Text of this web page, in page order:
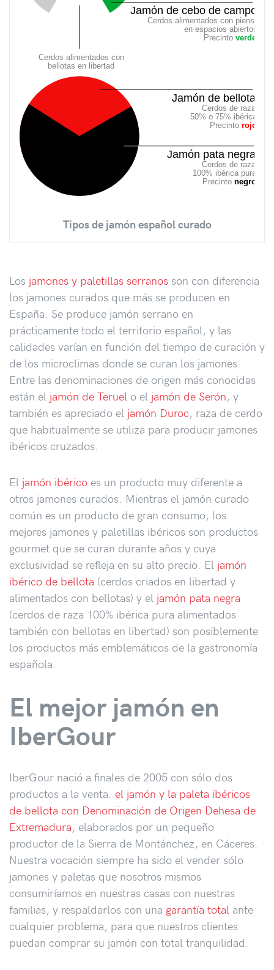
Jamón de cebo de campo
Cerdos alimentados con pienso
en espacios abiertos
Precinto verde
Cerdos alimentados con
bellotas en libertad
Jamón de bellota
Cerdos de raza
50% o 75% ibérica
Precinto rojo
Jamón pata negra
Cerdos de raza
100% ibérica pura
Precinto negro
Tipos de jamón español curado
Los jamones y paletillas serranos son con diferencia
los jamones curados que más se producen en
España. Se produce jamón serrano en
prácticamente todo el territorio español, y las
calidades varían en función del tiempo de curación y
de los microclimas donde se curan los jamones.
Entre las denominaciones de origen más conocidas
están el jamón de Teruel o el jamón de Serón, y
también es apreciado el jamón Duroc, raza de cerdo
que habitualmente se utiliza para producir jamones
ibéricos cruzados.
El jamón ibérico es un producto muy diferente a
otros jamones curados. Mientras el jamón curado
común es un producto de gran consumo, los
mejores jamones y paletillas ibéricos son productos
gourmet que se curan durante años y cuya
exclusividad se refleja en su alto precio. El jamón
ibérico de bellota (cerdos criados en libertad y
alimentados con bellotas) y el jamón pata negra
(cerdos de raza 100% ibérica pura alimentados
también con bellotas en libertad) son posiblemente
los productos más emblemáticos de la gastronomía
española.
El mejor jamón en
IberGour
IberGour nació a finales de 2005 con sólo dos
productos a la venta: el jamón y la paleta ibéricos
de bellota con Denominación de Origen Dehesa de
Extremadura, elaborados por un pequeño
productor de la Sierra de Montánchez, en Cáceres.
Nuestra vocación siempre ha sido el vender sólo
jamones y paletas que nosotros mismos
consumiríamos en nuestras casas con nuestras
familias, y respaldarlos con una garantía total ante
cualquier problema, para que nuestros clientes
puedan comprar su jamón con total tranquilidad.